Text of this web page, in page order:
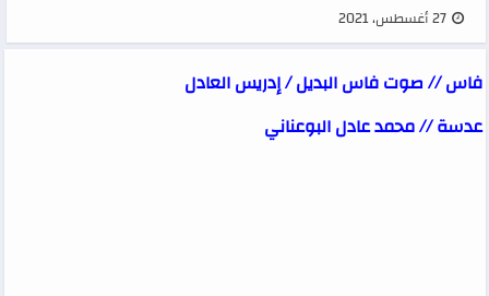
27 أغسطس، 2021
فاس // صوت فاس البديل / إدريس العادل
عدسة // محمد عادل البوعناني